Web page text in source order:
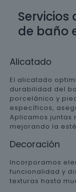
de baño
Alicatado
El alicatado
durabilidad del
porcelánico y
específicos,
Aplicamos juntas
mejorando la
Decoración
Incorporamos
funcionalidad y
texturas hasta